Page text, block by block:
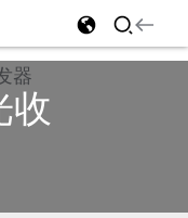
收